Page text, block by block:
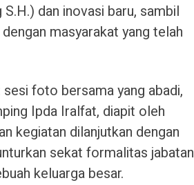
dan inovasi baru, sambil
masyarakat yang telah
foto bersama yang abadi,
Ipda Iralfat, diapit oleh
kegiatan dilanjutkan dengan
sekat formalitas jabatan
keluarga besar.